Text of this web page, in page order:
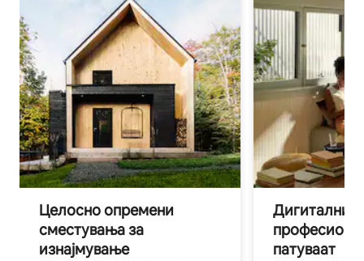
Целосно опремени
сместувања за
изнајмување
Дигитални
патуваат